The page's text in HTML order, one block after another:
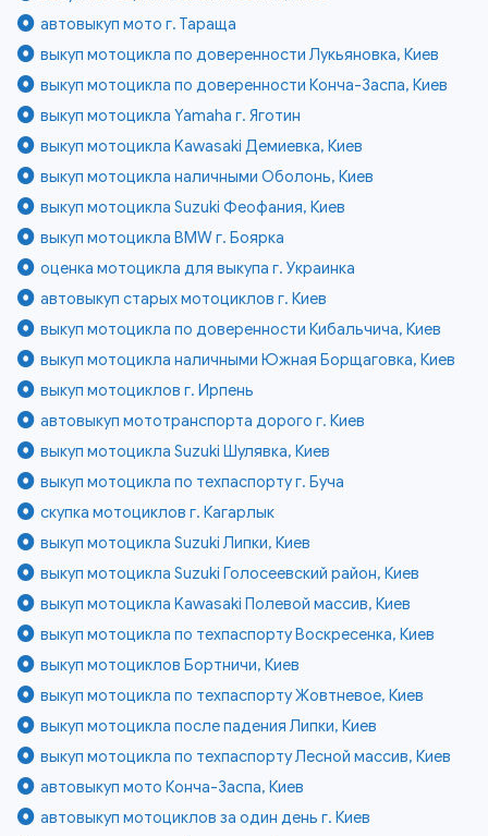
автовыкуп мото г. Тараща
выкуп мотоцикла по доверенности Лукьяновка, Киев
выкуп мотоцикла по доверенности Конча-Заспа, Киев
выкуп мотоцикла Yamaha г. Яготин
выкуп мотоцикла Kawasaki Демиевка, Киев
выкуп мотоцикла наличными Оболонь, Киев
выкуп мотоцикла Suzuki Феофания, Киев
выкуп мотоцикла BMW г. Боярка
оценка мотоцикла для выкупа г. Украинка
автовыкуп старых мотоциклов г. Киев
выкуп мотоцикла по доверенности Кибальчича, Киев
выкуп мотоцикла наличными Южная Борщаговка, Киев
выкуп мотоциклов г. Ирпень
автовыкуп мототранспорта дорого г. Киев
выкуп мотоцикла Suzuki Шулявка, Киев
выкуп мотоцикла по техпаспорту г. Буча
скупка мотоциклов г. Кагарлык
выкуп мотоцикла Suzuki Липки, Киев
выкуп мотоцикла Suzuki Голосеевский район, Киев
выкуп мотоцикла Kawasaki Полевой массив, Киев
выкуп мотоцикла по техпаспорту Воскресенка, Киев
выкуп мотоциклов Бортничи, Киев
выкуп мотоцикла по техпаспорту Жовтневое, Киев
выкуп мотоцикла после падения Липки, Киев
выкуп мотоцикла по техпаспорту Лесной массив, Киев
автовыкуп мото Конча-Заспа, Киев
автовыкуп мотоциклов за один день г. Киев